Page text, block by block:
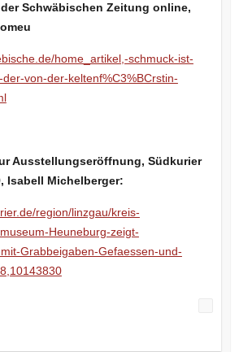
Schwäbischen Zeitung online,
home_artikel,-schmuck-ist-
von-der-keltenf%C3%BCrstin-
Ausstellungseröffnung, Südkurier
Isabell Michelberger:
region/linzgau/kreis-
Heuneburg-zeigt-
Grabbeigaben-Gefaessen-und-